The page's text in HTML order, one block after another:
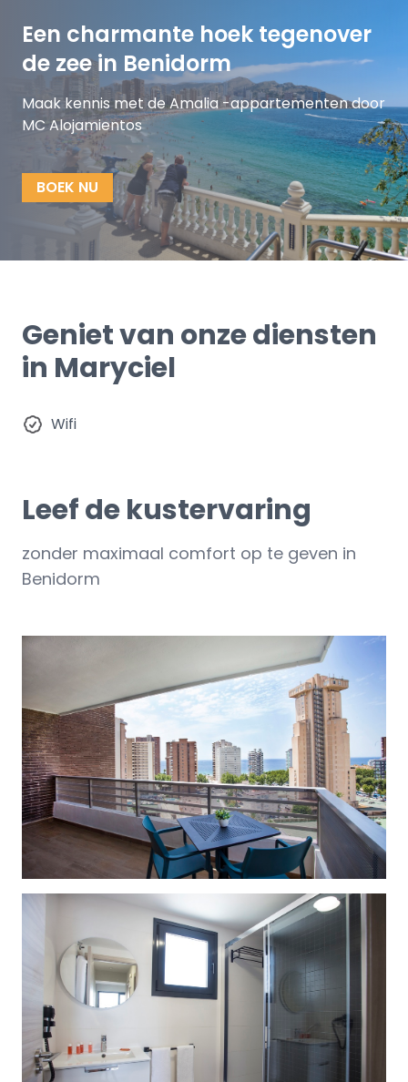
Een charmante hoek tegenover
de zee in Benidorm
Maak kennis met de Amalia -appartementen door
MC Alojamientos
BOEK NU
Geniet van onze diensten
in Maryciel
Wifi
Leef de kustervaring
zonder maximaal comfort op te geven in
Benidorm